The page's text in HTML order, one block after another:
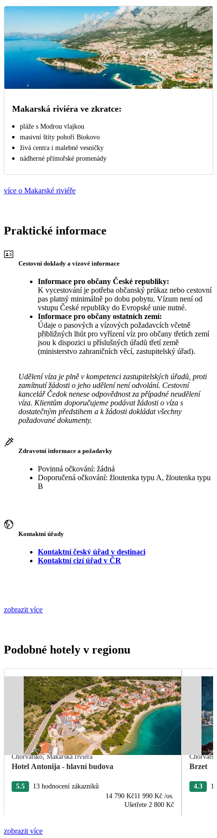
Makarská riviéra ve zkratce:
pláže s Modrou vlajkou
masivní štíty pohoří Biokovo
živá centra i malebné vesničky
nádherné přímořské promenády
více o Makarské riviéře
Praktické informace
Cestovní doklady a vízové informace
Informace pro občany České republiky:
K vycestování je potřeba občanský průkaz nebo cestovní
pas platný minimálně po dobu pobytu. Vízum není od
vstupu České republiky do Evropské unie nutné.
Informace pro občany ostatních zemí:
Údaje o pasových a vízových požadavcích včetně
přibližných lhůt pro vyřízení víz pro občany třetích zemí
jsou k dispozici u příslušných úřadů třetí země
(ministerstvo zahraničních věcí, zastupitelský úřad).
Udělení víza je plně v kompetenci zastupitelských úřadů, proti
zamítnutí žádosti o jeho udělení není odvolání. Cestovní
kancelář Čedok nenese odpovědnost za případné neudělení
víza. Klientům doporučujeme podávat žádosti o víza s
dostatečným předstihem a k žádosti dokládat všechny
požadované dokumenty.
Zdravotní informace a požadavky
Povinná očkování: žádná
Doporučená očkování: žloutenka typu A, žloutenka typu
B
Kontaktní úřady
Kontaktní český úřad v destinaci
Kontaktní cizí úřad v ČR
zobrazit více
Podobné hotely v regionu
Chorvatsko,Makarská riviéra
Hotel Antonija - hlavní budova
5.5
13 hodnocení zákazníků
14 790 Kč11 990 Kč /os.
Ušetřete 2 800 Kč
Brzet
4.3
zobrazit více